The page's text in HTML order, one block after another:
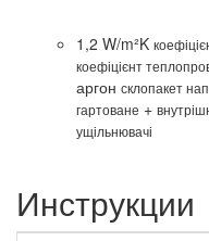
1,2 W/m²K
коефіцієнт
аргон склопакет
гартоване +
ущільнювачі
Инструкции